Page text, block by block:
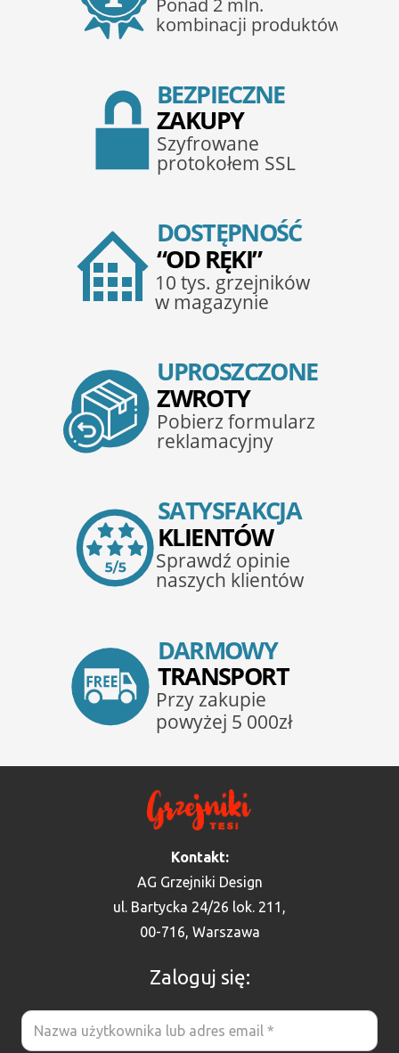
Kontakt:
AG Grzejniki Design
ul. Bartycka 24/26 lok. 211,
00-716, Warszawa
Zaloguj się: